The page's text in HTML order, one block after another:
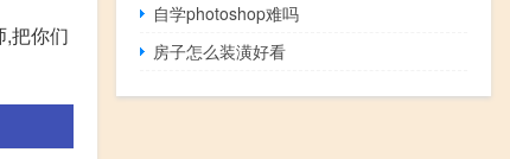
把你们
自学photoshop难吗
房子怎么装潢好看